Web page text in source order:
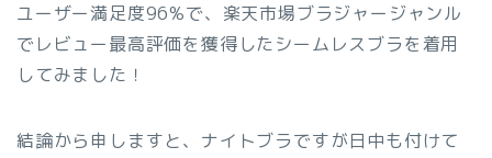
ユーザー満足度96%で、楽天市場ブラジャージャンル
でレビュー最高評価を獲得したシームレスブラを着用
してみました！
結論から申しますと、ナイトブラですが日中も付けて